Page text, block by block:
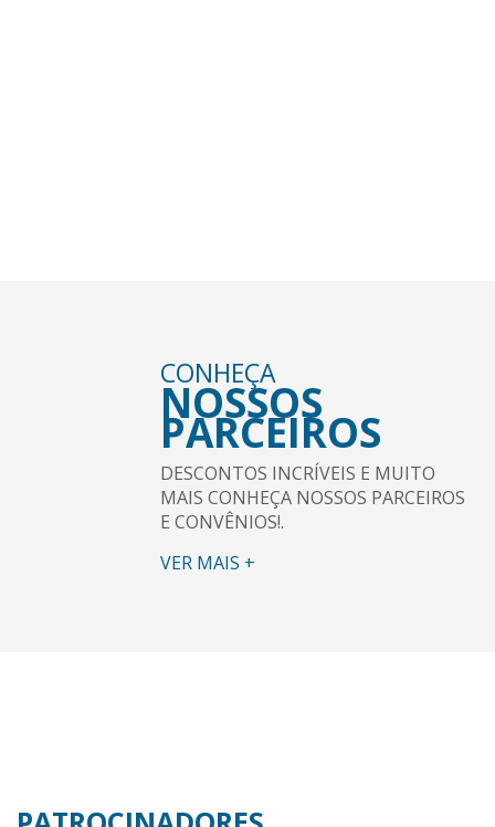
CONHEÇA
NOSSOS
PARCEIROS
DESCONTOS INCRÍVEIS E MUITO
MAIS CONHEÇA NOSSOS PARCEIROS
E CONVÊNIOS!.
VER MAIS +